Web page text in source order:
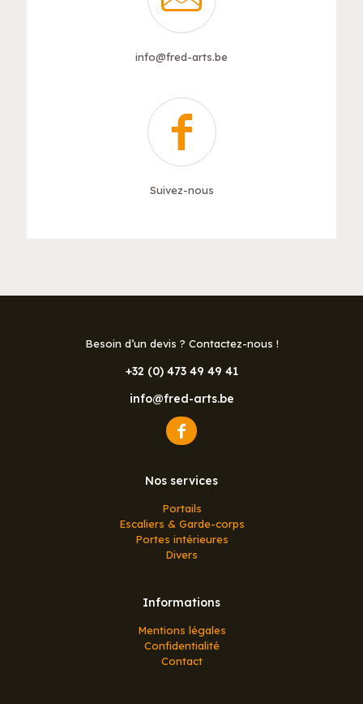
info@fred-arts.be
Suivez-nous
Besoin d’un devis ? Contactez-nous !
+32 (0) 473 49 49 41
info@fred-arts.be
Nos services
Portails
Escaliers & Garde-corps
Portes intérieures
Divers
Informations
Mentions légales
Confidentialité
Contact